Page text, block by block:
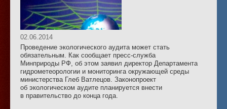
02.06.2014
Проведение экологического аудита может стать
обязательным. Как сообщает пресс-служба
Минприроды РФ, об этом заявил директор Департамента
гидрометеорологии и мониторинга окружающей среды
министерства Глеб Ватлецов. Законопроект
об экологическом аудите планируется внести
в правительство до конца года.